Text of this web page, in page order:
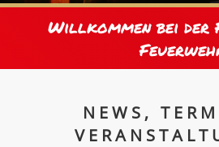
Willkommen bei
NEWS,